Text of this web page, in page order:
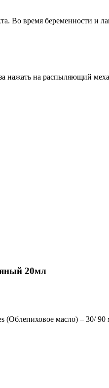
Во время беременности и
нажать на распыляющий
20мл
масло) – 30/